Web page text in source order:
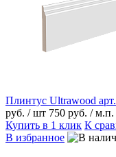
Плинтус Ultrawood
руб. / шт 750 руб. / м.п.
Купить в 1 клик К
В избранное